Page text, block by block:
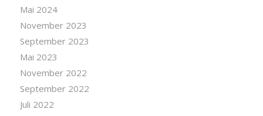
Mai 2024
November 2023
September 2023
Mai 2023
November 2022
September 2022
Juli 2022